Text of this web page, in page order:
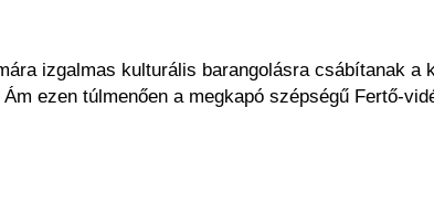
izgalmas kulturális barangolásra csábítanak
ezen túlmenően a megkapó szépségű Fertő-